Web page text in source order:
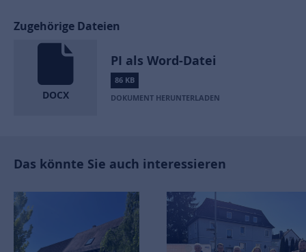
Zugehörige Dateien
DOCX
PI als Word-Datei
86 KB
DOKUMENT HERUNTERLADEN
Das könnte Sie auch interessieren